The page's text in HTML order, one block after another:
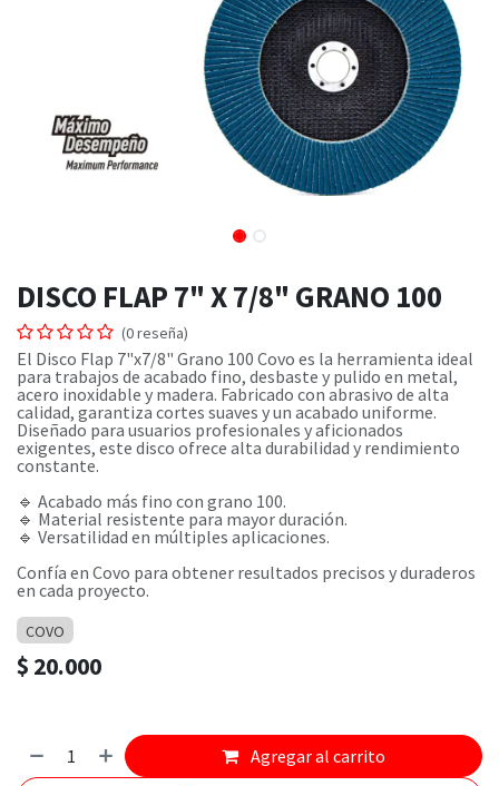
DISCO FLAP 7" X 7/8" GRANO 100
(0 reseña)
El Disco Flap 7"x7/8" Grano 100 Covo es la herramienta ideal
para trabajos de acabado fino, desbaste y pulido en metal,
acero inoxidable y madera. Fabricado con abrasivo de alta
calidad, garantiza cortes suaves y un acabado uniforme.
Diseñado para usuarios profesionales y aficionados
exigentes, este disco ofrece alta durabilidad y rendimiento
constante.
🔹 Acabado más fino con grano 100.
🔹 Material resistente para mayor duración.
🔹 Versatilidad en múltiples aplicaciones.
Confía en Covo para obtener resultados precisos y duraderos
en cada proyecto.
COVO
$ 20.000
Agregar al carrito